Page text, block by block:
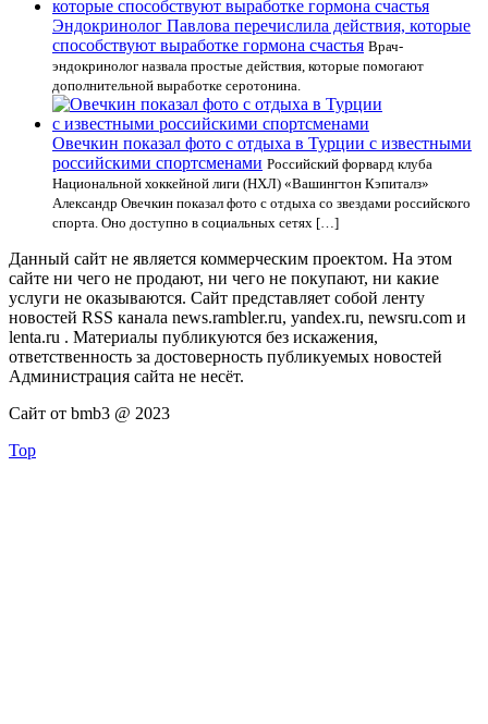
Эндокринолог Павлова перечислила действия, которые
способствуют выработке гормона счастья Врач-
эндокринолог назвала простые действия, которые помогают
дополнительной выработке серотонина.
Овечкин показал фото с отдыха в Турции с известными
российскими спортсменами Российский форвард клуба
Национальной хоккейной лиги (НХЛ) «Вашингтон Кэпиталз»
Александр Овечкин показал фото с отдыха со звездами российского
спорта. Оно доступно в социальных сетях […]
Данный сайт не является коммерческим проектом. На этом
сайте ни чего не продают, ни чего не покупают, ни какие
услуги не оказываются. Сайт представляет собой ленту
новостей RSS канала news.rambler.ru, yandex.ru, newsru.com и
lenta.ru . Материалы публикуются без искажения,
ответственность за достоверность публикуемых новостей
Администрация сайта не несёт.
Сайт от bmb3 @ 2023
Top